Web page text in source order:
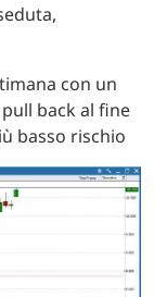
con un
back al fine
basso rischio